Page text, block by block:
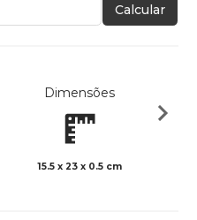
Calcular
Dimensões
15.5 x 23 x 0.5 cm